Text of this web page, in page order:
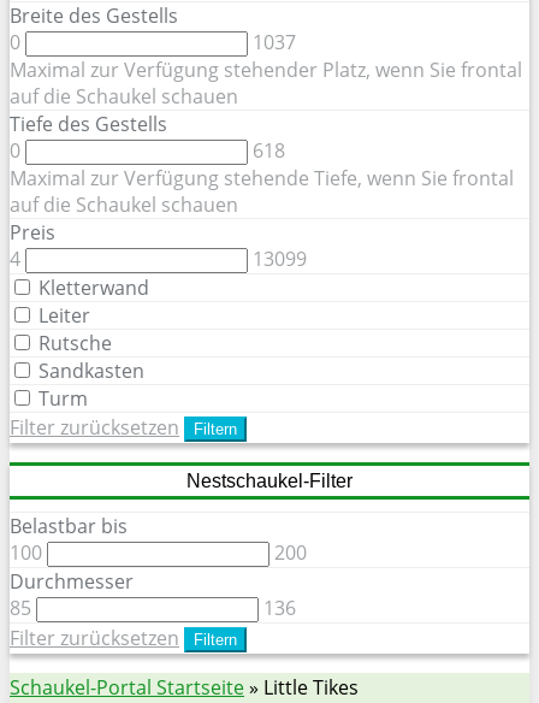
Breite des Gestells
0
1037
Maximal zur Verfügung stehender Platz, wenn Sie frontal
auf die Schaukel schauen
Tiefe des Gestells
0
618
Maximal zur Verfügung stehende Tiefe, wenn Sie frontal
auf die Schaukel schauen
Preis
4
13099
Kletterwand
Leiter
Rutsche
Sandkasten
Turm
Filter zurücksetzen
Filtern
Nestschaukel-Filter
Belastbar bis
100
200
Durchmesser
85
136
Filter zurücksetzen
Filtern
Schaukel-Portal Startseite» Little Tikes